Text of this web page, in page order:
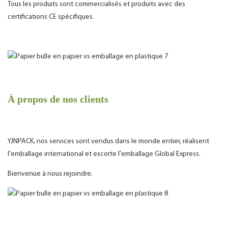
Tous les produits sont commercialisés et produits avec des
certifications CE spécifiques.
À propos de nos clients
YJNPACK, nos services sont vendus dans le monde entier, réalisent
l'emballage international et escorte l'emballage Global Express.
Bienvenue à nous rejoindre.